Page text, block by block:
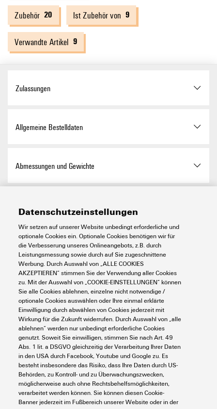
Zubehör 20 Ist Zubehör von 9
Verwandte Artikel 9
Zulassungen
Allgemeine Bestelldaten
Kabeleingang oben,
Kabeleingänge: M 25
Best.-Nr. 1786870000
Art HDC 64D TOLU 1M25G
GTIN (EAN) 4032248204113
VPE 1 Stück
Abmessungen und Gewichte
Höhe (inch) 2,992 inch
Breite 45,5 mm
Breite (inch) 1,791 inch
Nettogewicht 308 g
Grenztemperatur -40 °C ... 125 °C
Umweltanforderungen
RoHS-Konformitätsstatus Konform ohne Ausnahme
REACH SVHC Keine SVHC über 0,1 Gew.-%
Chemische Beständigkeit Substanz: Aceton
Chemische Beständigkeit:
Bedingt beständig
Substanz: Bohröl
Chemische Beständigkeit:
Beständig
Substanz: Diesel
Abmessungen
Breite Gehäuse C 43 mm
Höhe Gehäuse B 76 mm
Kabeleingang mit Gewinde
Länge Gehäuse 120 mm
Allgemeine Daten
Oberfläche Pulverlack
Schutzart
IP65
im gestecktem Zustand
Ausführung
Abdeckung ohne Deckel
Klassifikationen
Datenschutzeinstellungen
Wir setzen auf unserer Website unbedingt erforderliche und
optionale Cookies ein. Optionale Cookies benötigen wir für
die Verbesserung unseres Onlineangebots, z.B. durch
Leistungsmessung sowie durch auf Sie zugeschnittene
Werbung. Durch Auswahl von „ALLE COOKIES
AKZEPTIEREN“ stimmen Sie der Verwendung aller Cookies
zu. Mit der Auswahl von „COOKIE-EINSTELLUNGEN“ können
Sie alle Cookies ablehnen, einzelne nicht notwendige /
optionale Cookies auswählen oder Ihre einmal erklärte
Einwilligung durch abwählen von Cookies jederzeit mit
Wirkung für die Zukunft widerrufen. Durch Auswahl von „alle
ablehnen“ werden nur unbedingt erforderliche Cookies
genutzt. Soweit Sie einwilligen, stimmen Sie nach Art. 49
Abs. 1 lit. a DSGVO gleichzeitig der Verarbeitung Ihrer Daten
in den USA durch Facebook, Youtube und Google zu. Es
besteht insbesondere das Risiko, dass Ihre Daten durch US-
Behörden, zu Kontroll- und zu Überwachungszwecken,
möglicherweise auch ohne Rechtsbehelfsmöglichkeiten,
verarbeitet werden können. Sie können diesen Cookie-
Banner jederzeit im Fußbereich unserer Website oder in der